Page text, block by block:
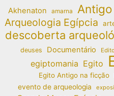
Akhenaton amarna
Arqueologia Egípcia
descoberta
deuses Documentário
egiptomania Egito
Egito Antigo na ficção
evento de arqueologia